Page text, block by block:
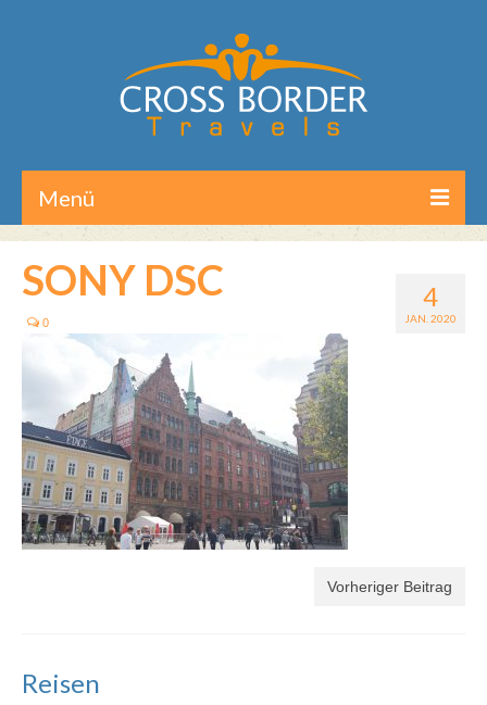
Menü
Reisen/Touren
Aktuelles
Über CB-Travels
Kontakt
4
JAN. 2020
SONY DSC
0
Vorheriger Beitrag
Reisen